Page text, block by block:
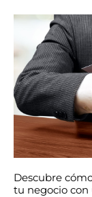
Descubre
tu negocio